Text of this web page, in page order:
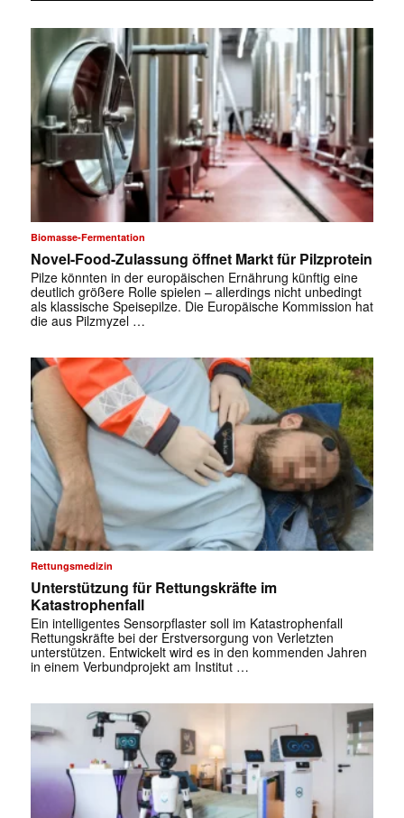
Biomasse-Fermentation
Novel-Food-Zulassung öffnet Markt für Pilzprotein
Pilze könnten in der europäischen Ernährung künftig eine
deutlich größere Rolle spielen – allerdings nicht unbedingt
als klassische Speisepilze. Die Europäische Kommission hat
die aus Pilzmyzel …
Rettungsmedizin
Unterstützung für Rettungskräfte im
Katastrophenfall
Ein intelligentes Sensorpflaster soll im Katastrophenfall
Rettungskräfte bei der Erstversorgung von Verletzten
unterstützen. Entwickelt wird es in den kommenden Jahren
in einem Verbundprojekt am Institut …